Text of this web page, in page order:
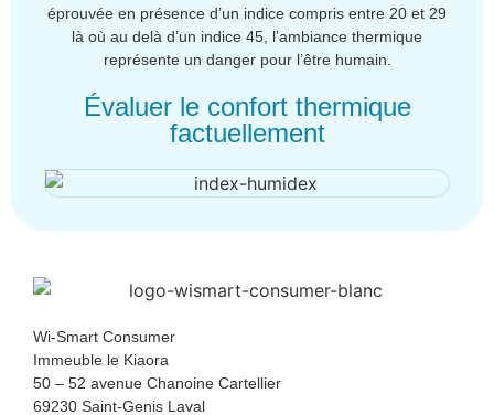
éprouvée en présence d’un indice compris entre 20 et 29
là où au delà d’un indice 45, l’ambiance thermique
représente un danger pour l’être humain.
Évaluer le confort thermique
factuellement
Wi-Smart Consumer
Immeuble le Kiaora
50 – 52 avenue Chanoine Cartellier
69230 Saint-Genis Laval